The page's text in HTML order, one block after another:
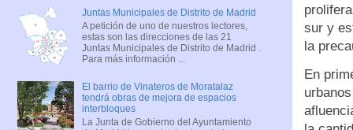
sur y
la
En
Juntas Municipales de Distrito de Madrid
A petición de uno de nuestros lectores,
estas son las direcciones de las 21
Juntas Municipales de Distrito de Madrid .
Para más información ...
El barrio de Vinateros de Moratalaz
tendrá obras de mejora de espacios
interbloques
La Junta de Gobierno del Ayuntamiento